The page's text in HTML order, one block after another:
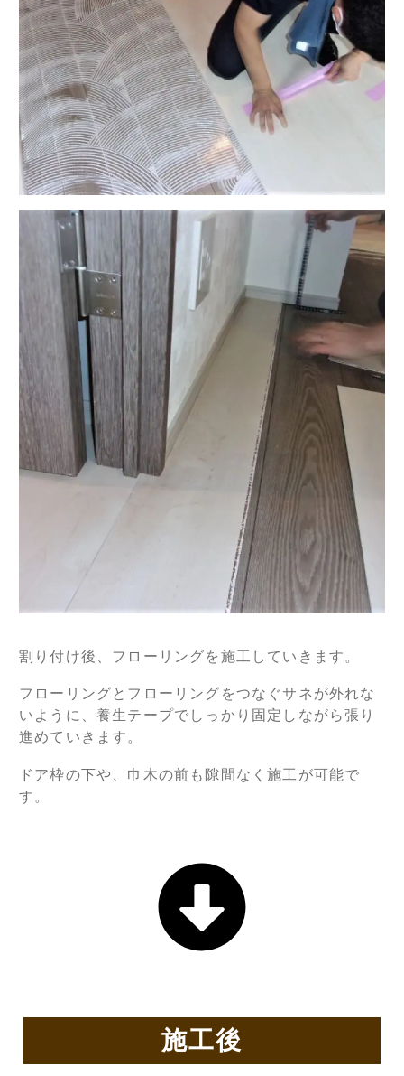
割り付け後、フローリングを施工していきます。
フローリングとフローリングをつなぐサネが外れな
いように、養生テープでしっかり固定しながら張り
進めていきます。
ドア枠の下や、巾木の前も隙間なく施工が可能で
す。
施工後